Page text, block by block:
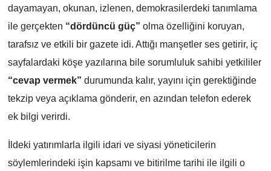
dayamayan, okunan, izlenen, demokrasilerdeki tanımlama
ile gerçekten “dördüncü güç” olma özelliğini koruyan,
tarafsız ve etkili bir gazete idi. Attığı manşetler ses getirir, iç
sayfalardaki köşe yazılarına bile sorumluluk sahibi yetkililer
“cevap vermek” durumunda kalır, yayını için gerektiğinde
tekzip veya açıklama gönderir, en azından telefon ederek
ek bilgi verirdi.
İldeki yatırımlarla ilgili idari ve siyasi yöneticilerin
söylemlerindeki işin kapsamı ve bitirilme tarihi ile ilgili o